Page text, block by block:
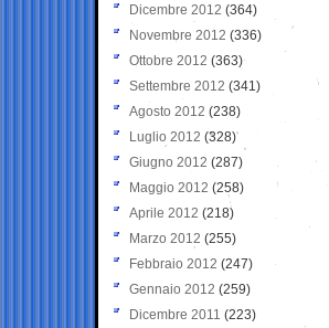
Dicembre 2012 (364)
Novembre 2012 (336)
Ottobre 2012 (363)
Settembre 2012 (341)
Agosto 2012 (238)
Luglio 2012 (328)
Giugno 2012 (287)
Maggio 2012 (258)
Aprile 2012 (218)
Marzo 2012 (255)
Febbraio 2012 (247)
Gennaio 2012 (259)
Dicembre 2011 (223)